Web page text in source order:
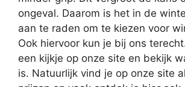
ongeval. Daarom is het in de
aan te raden om te kiezen voor
Ook hiervoor kun je bij ons
een kijkje op onze site en bekijk
is. Natuurlijk vind je op onze site